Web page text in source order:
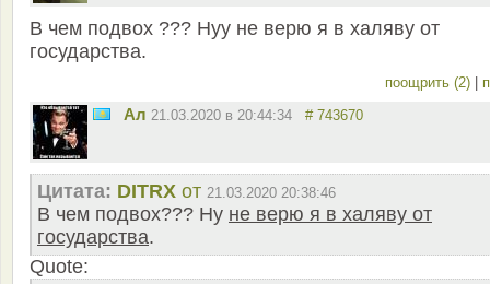
В чем подвох ??? Нуу не верю я в халяву от
государства.
поощрить (2)
Ал 21.03.2020 в 20:44:34 # 743670
Цитата: DITRX от 21.03.2020 20:38:46
В чем подвох??? Ну не верю я в халяву от
государства.
Quote: